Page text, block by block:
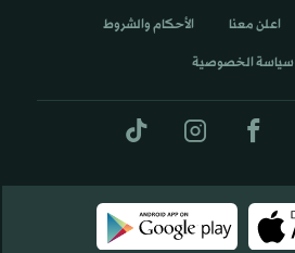
اعلن معنا الأحكام والشروط
سياسة الخصوصية